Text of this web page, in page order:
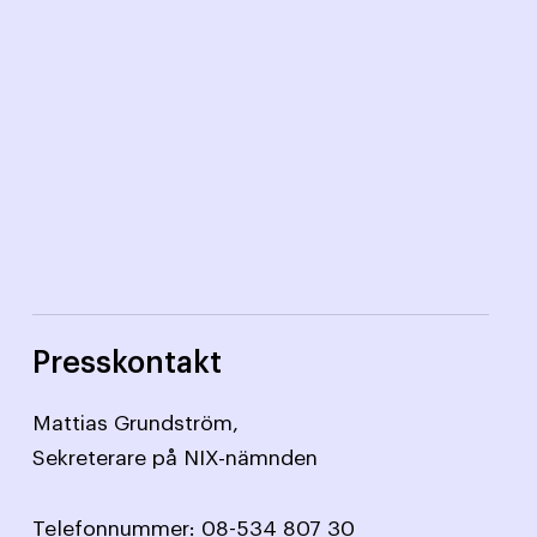
Presskontakt
Mattias Grundström,
Sekreterare på NIX-nämnden
Telefonnummer: 08-534 807 30